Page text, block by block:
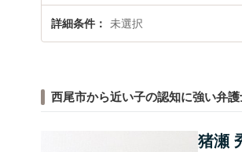
詳細条件 未選択
西尾市から近い子の認知に強い弁護
猪瀬